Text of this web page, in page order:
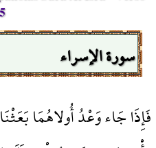
5
سورة الإسراء
فَإِذَا جَاء وَعْدُ أُولاهُمَا